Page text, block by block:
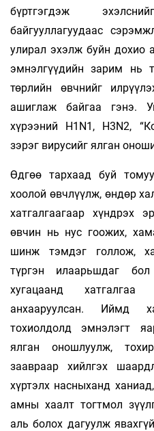
бүртгэгдэж
байгууллагуудаас
улирал эхэлж буйн дохио
эмнэлгүүдийн зарим нь
төрлийн өвчнийг
ашиглаж байгаа гэнэ.
хүрээний H1N1, H3N2,
зэрэг вирусийг ялган
Өдгөө тархаад буй
хоолой өвчлүүлж, өндөр
хатгалгаагаар хүндрэх
өвчин нь нус гоожих,
шинж тэмдэг голлож,
түргэн илаарьшдаг
хугацаанд
анхааруулсан. Иймд
тохиолдолд эмнэлэгт
ялган оношлуулж,
заавраар хийлгэх
хүртэлх насныханд
амны хаалт тогтмол
аль болох дагуулж